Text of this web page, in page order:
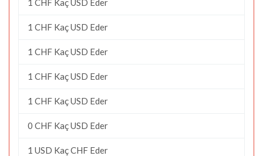
1 CHF Kaç USD Eder
1 CHF Kaç USD Eder
1 CHF Kaç USD Eder
1 CHF Kaç USD Eder
0 CHF Kaç USD Eder
1 USD Kaç CHF Eder